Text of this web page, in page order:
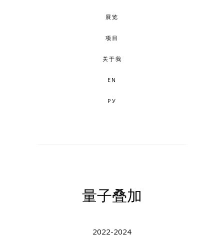
展览
项目
关于我
EN
РУ
量子叠加
2022-2024